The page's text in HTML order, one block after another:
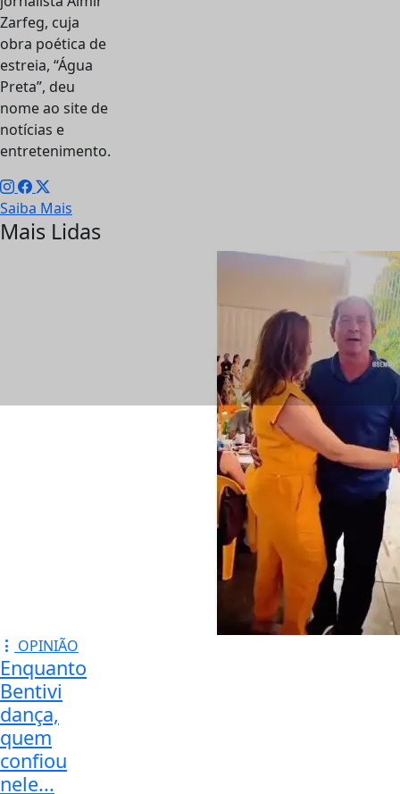
Zarfeg, cuja
obra poética de
estreia, “Água
Preta”, deu
nome ao site de
notícias e
entretenimento.
Saiba Mais
Mais Lidas
OPINIÃO
Enquanto
Bentivi
dança,
quem
confiou
nele...